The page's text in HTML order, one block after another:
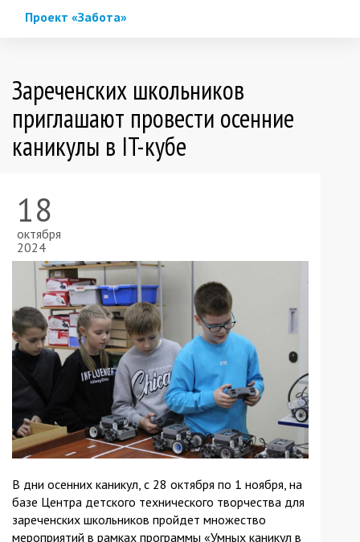
Проект «Забота»
Зареченских школьников
приглашают провести осенние
каникулы в IT-кубе
18
октября
2024
В дни осенних каникул, с 28 октября по 1 ноября, на
базе Центра детского технического творчества для
зареченских школьников пройдет множество
мероприятий в рамках программы «Умных каникул в